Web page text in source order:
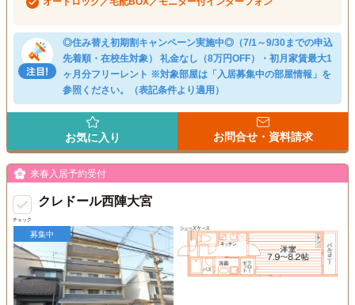
◎住み替え初期割キャンペーン実施中◎（7/1～9/30までの申込
先着順・在校生対象） 礼金なし（8万円OFF）・初月家賃最大1
ヶ月分フリーレント ※対象部屋は「入居募集中の部屋情報」を
参照ください。（表記条件より適用）
お気に入り お問合せ・資料請求
チェック
来春入居予約受付
クレドール西陣大宮
募集中